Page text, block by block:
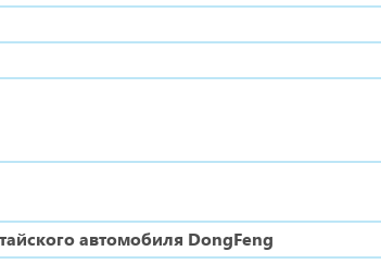
автомобиля DongFeng